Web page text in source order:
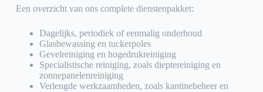
Een overzicht van ons complete dienstenpakket:
Dagelijks, periodiek of eenmalig onderhoud
Glasbewassing en tuckerpoles
Gevelreiniging en hogedrukreiniging
Specialistische reiniging, zoals dieptereiniging en
zonnepanelenreiniging
Verlengde werkzaamheden, zoals kantinebeheer en